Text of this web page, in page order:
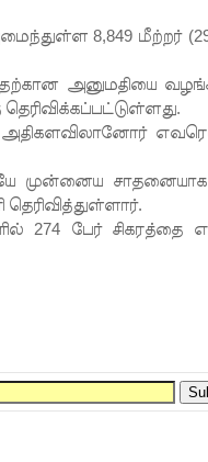
8,849 மீற்றர்
அனுமதியை
அதிகளவிலானோர்
முன்னைய
274 பேர் சிகரத்தை